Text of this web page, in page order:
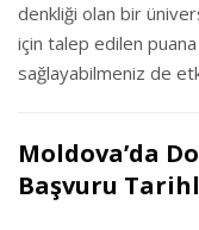
denkliği olan bir
için talep edilen puana
sağlayabilmeniz de
Moldova’da
Başvuru